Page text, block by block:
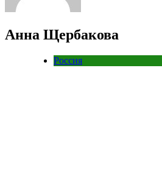
Анна Щербакова
Россия